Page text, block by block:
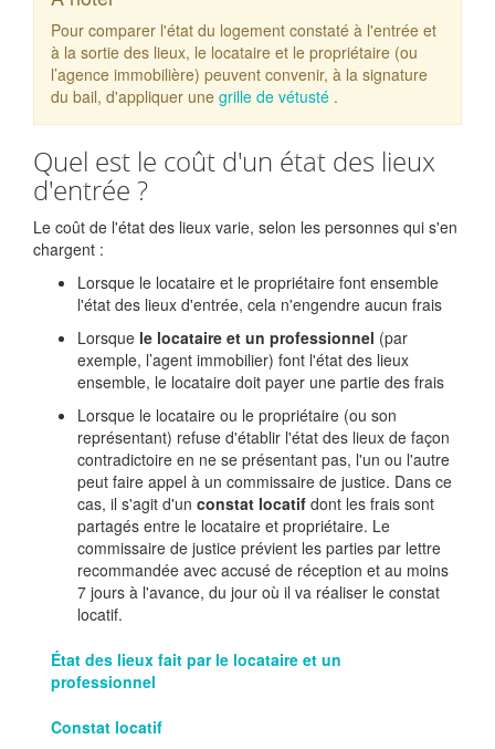
Pour comparer l'état du logement constaté à l'entrée et
à la sortie des lieux, le locataire et le propriétaire (ou
l’agence immobilière) peuvent convenir, à la signature
du bail, d'appliquer une grille de vétusté .
Quel est le coût d'un état des lieux
d'entrée ?
Le coût de l'état des lieux varie, selon les personnes qui s'en
chargent :
Lorsque le locataire et le propriétaire font ensemble
l'état des lieux d'entrée, cela n'engendre aucun frais
Lorsque le locataire et un professionnel (par
exemple, l’agent immobilier) font l'état des lieux
ensemble, le locataire doit payer une partie des frais
Lorsque le locataire ou le propriétaire (ou son
représentant) refuse d'établir l'état des lieux de façon
contradictoire en ne se présentant pas, l'un ou l'autre
peut faire appel à un commissaire de justice. Dans ce
cas, il s'agit d'un constat locatif dont les frais sont
partagés entre le locataire et propriétaire. Le
commissaire de justice prévient les parties par lettre
recommandée avec accusé de réception et au moins
7 jours à l'avance, du jour où il va réaliser le constat
locatif.
État des lieux fait par le locataire et un
professionnel
Constat locatif